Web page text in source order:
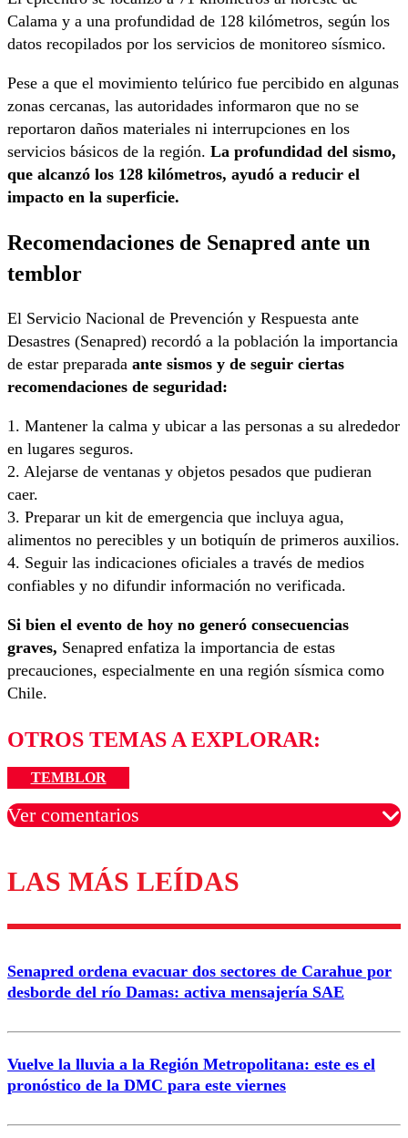
Calama y a una profundidad de 128 kilómetros, según los
datos recopilados por los servicios de monitoreo sísmico.
Pese a que el movimiento telúrico fue percibido en algunas
zonas cercanas, las autoridades informaron que no se
reportaron daños materiales ni interrupciones en los
servicios básicos de la región. La profundidad del sismo,
que alcanzó los 128 kilómetros, ayudó a reducir el
impacto en la superficie.
Recomendaciones de Senapred ante un
temblor
El Servicio Nacional de Prevención y Respuesta ante
Desastres (Senapred) recordó a la población la importancia
de estar preparada ante sismos y de seguir ciertas
recomendaciones de seguridad:
1. Mantener la calma y ubicar a las personas a su alrededor
en lugares seguros.
2. Alejarse de ventanas y objetos pesados que pudieran
caer.
3. Preparar un kit de emergencia que incluya agua,
alimentos no perecibles y un botiquín de primeros auxilios.
4. Seguir las indicaciones oficiales a través de medios
confiables y no difundir información no verificada.
Si bien el evento de hoy no generó consecuencias
graves, Senapred enfatiza la importancia de estas
precauciones, especialmente en una región sísmica como
Chile.
OTROS TEMAS A EXPLORAR:
TEMBLOR
Ver comentarios
Los comentarios son moderados para garantizar un
diálogo respetuoso.
Correo
Enviar comentario
LAS MÁS LEÍDAS
Senapred ordena evacuar dos sectores de Carahue por
desborde del río Damas: activa mensajería SAE
Vuelve la lluvia a la Región Metropolitana: este es el
pronóstico de la DMC para este viernes